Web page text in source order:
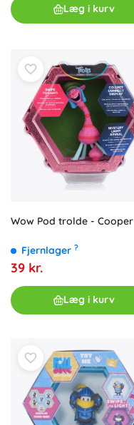
Læg i kurv
Wow Pod trolde - Cooper
Fjernlager ?
39 kr.
Læg i kurv